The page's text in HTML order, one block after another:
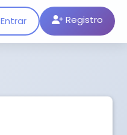
Entrar Registro